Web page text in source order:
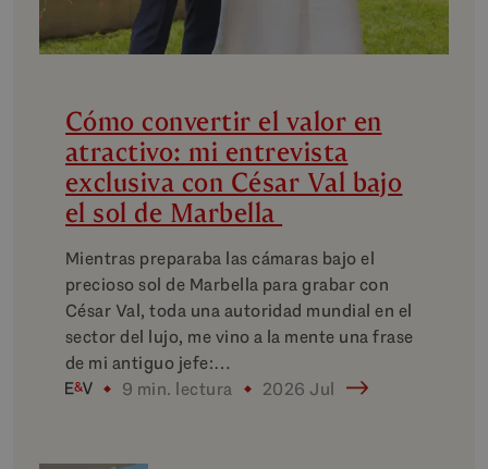
Cómo convertir el valor en
atractivo: mi entrevista
exclusiva con César Val bajo
el sol de Marbella
Mientras preparaba las cámaras bajo el
precioso sol de Marbella para grabar con
César Val, toda una autoridad mundial en el
sector del lujo, me vino a la mente una frase
de mi antiguo jefe:…
9 min. lectura
2026 Jul